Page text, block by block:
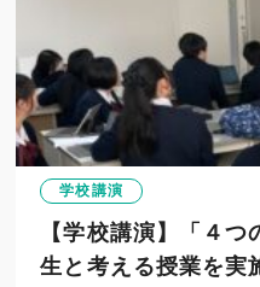
学校講演
【学校講演】「４
生と考える授業を実